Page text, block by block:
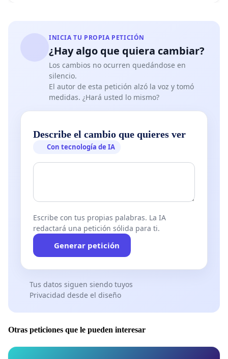
INICIA TU PROPIA PETICIÓN
¿Hay algo que quiera cambiar?
Los cambios no ocurren quedándose en
silencio.
El autor de esta petición alzó la voz y tomó
medidas. ¿Hará usted lo mismo?
Describe el cambio que quieres ver
Con tecnología de IA
Escribe con tus propias palabras. La IA
redactará una petición sólida para ti.
Generar petición
Tus datos siguen siendo tuyos
Privacidad desde el diseño
Otras peticiones que le pueden interesar